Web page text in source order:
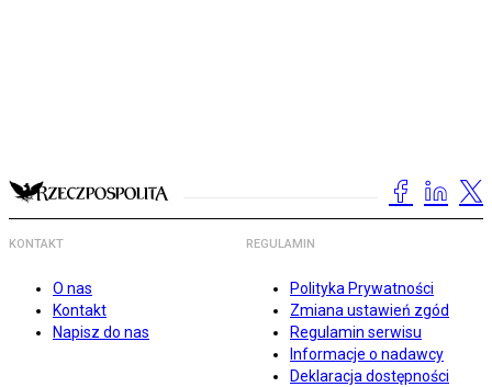
KONTAKT
O nas
Kontakt
Napisz do nas
REGULAMIN
Polityka Prywatności
Zmiana ustawień zgód
Regulamin serwisu
Informacje o nadawcy
Deklaracja dostępności